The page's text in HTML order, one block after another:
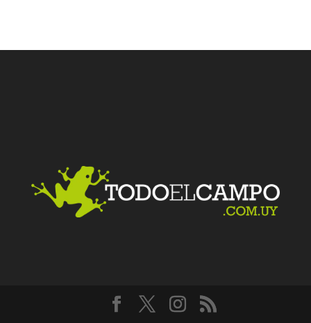
Facebook